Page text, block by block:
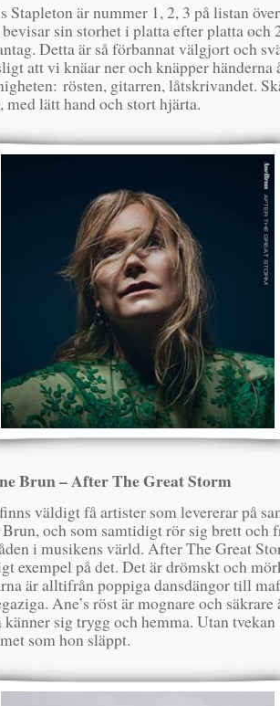
Stapleton är nummer 1, 2, 3 på listan
sin storhet i platta efter platta och
Detta är så förbannat välgjort och
att vi knäar ner och knäpper händerna
rösten, gitarren, låtskrivandet.
med lätt hand och stort hjärta.
Brun – After The Great Storm
väldigt få artister som levererar på
och som samtidigt rör sig brett och
i musikens värld. After The Great
exempel på det. Det är drömskt och
är alltifrån poppiga dansdängor till
Ane’s röst är mognare och
känner sig trygg och hemma. Utan
som hon släppt.